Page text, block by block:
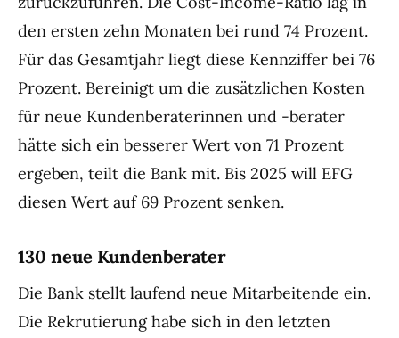
den ersten zehn Monaten bei rund 74 Prozent.
Für das Gesamtjahr liegt diese Kennziffer bei 76
Prozent. Bereinigt um die zusätzlichen Kosten
für neue Kundenberaterinnen und -berater
hätte sich ein besserer Wert von 71 Prozent
ergeben, teilt die Bank mit. Bis 2025 will EFG
diesen Wert auf 69 Prozent senken.
130 neue Kundenberater
Die Bank stellt laufend neue Mitarbeitende ein.
Die Rekrutierung habe sich in den letzten